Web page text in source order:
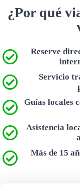
¿Por qué
Reserve
Servicio
Guías locales
Asistencia
Más de 15